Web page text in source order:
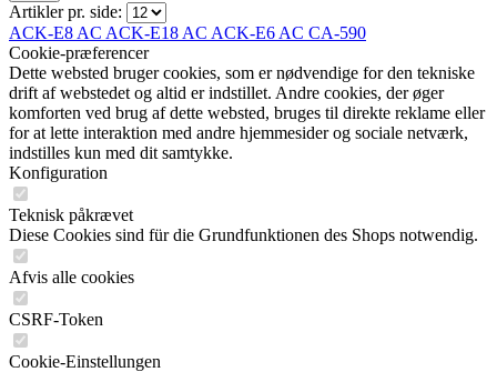
Artikler pr. side:
ACK-E8 AC ACK-E18 AC ACK-E6 AC CA-590
Cookie-præferencer
Dette websted bruger cookies, som er nødvendige for den tekniske
drift af webstedet og altid er indstillet. Andre cookies, der øger
komforten ved brug af dette websted, bruges til direkte reklame eller
for at lette interaktion med andre hjemmesider og sociale netværk,
indstilles kun med dit samtykke.
Konfiguration
Teknisk påkrævet
Diese Cookies sind für die Grundfunktionen des Shops notwendig.
Afvis alle cookies
CSRF-Token
Cookie-Einstellungen